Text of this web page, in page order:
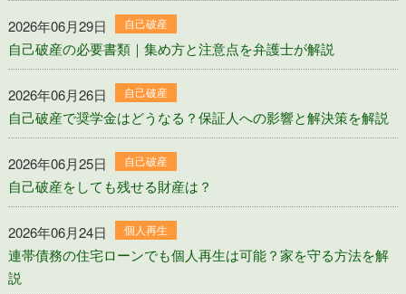
2026年06月29日 自己破産
自己破産の必要書類｜集め方と注意点を弁護士が解説
2026年06月26日 自己破産
自己破産で奨学金はどうなる？保証人への影響と解決策を解説
2026年06月25日 自己破産
自己破産をしても残せる財産は？
2026年06月24日 個人再生
連帯債務の住宅ローンでも個人再生は可能？家を守る方法を解
説